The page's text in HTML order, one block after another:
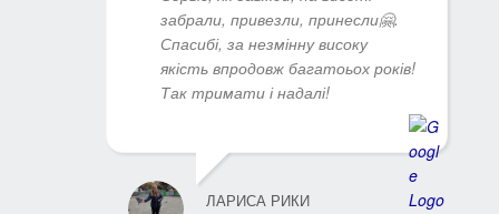
забрали, привезли, принесли🤗.
Спасибі, за незмінну високу
якість впродовж багатоьох років!
Так тримати і надалі!
ЛАРИСА РИКИ